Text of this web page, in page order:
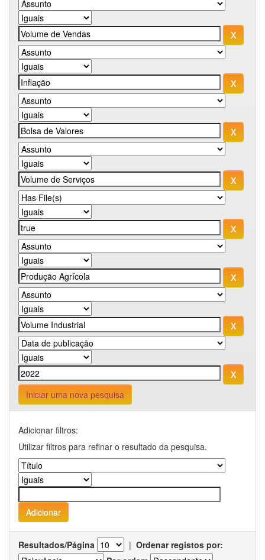
Iniciar uma nova pesquisa
Adicionar filtros:
Utilizar filtros para refinar o resultado da pesquisa.
Resultados/Página | Ordenar registos por: